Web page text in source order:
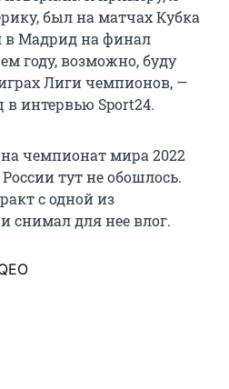
был на матчах Кубка
в Мадрид на финал
году, возможно, буду
Лиги чемпионов, —
в интервью Sport24.
чемпионат мира 2022
тут не обошлось.
с одной из
снимал для нее влог.